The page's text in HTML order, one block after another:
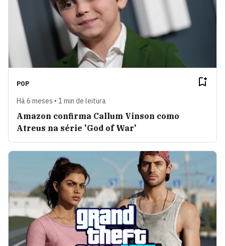
POP
Há 6 meses • 1 min de leitura
Amazon confirma Callum Vinson como
Atreus na série 'God of War'